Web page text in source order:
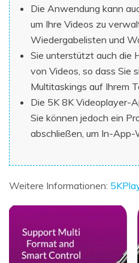
Die Anwendung kann
um Ihre Videos zu
Wiedergabelisten und
Sie unterstützt auch die
von Videos, so dass Sie
Multitaskings auf Ihrem
Die 5K 8K Videoplayer-
Sie können jedoch ein
abschließen, um In-App-
Weitere Informationen: